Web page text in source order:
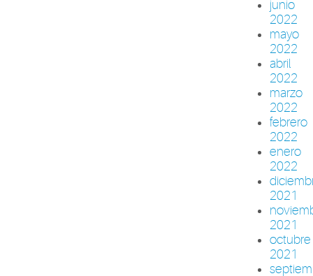
junio
2022
mayo
2022
abril
2022
marzo
2022
febrero
2022
enero
2022
2021
2021
octubre
2021